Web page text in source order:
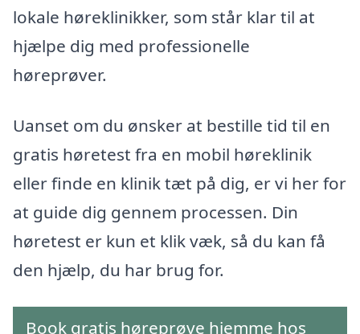
lokale høreklinikker, som står klar til at
hjælpe dig med professionelle
høreprøver.
Uanset om du ønsker at bestille tid til en
gratis høretest fra en mobil høreklinik
eller finde en klinik tæt på dig, er vi her for
at guide dig gennem processen. Din
høretest er kun et klik væk, så du kan få
den hjælp, du har brug for.
Book gratis høreprøve hjemme hos